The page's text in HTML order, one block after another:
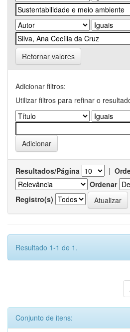
Retornar valores
Adicionar filtros:
Utilizar filtros para refinar o
Resultados/Página |
Ordenar
Registro(s)
Resultado 1-1 de 1.
Conjunto de itens: